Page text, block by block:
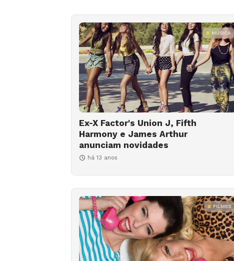
MÚSICA
Ex-X Factor's Union J, Fifth
Harmony e James Arthur
anunciam novidades
há 13 anos
FILMES